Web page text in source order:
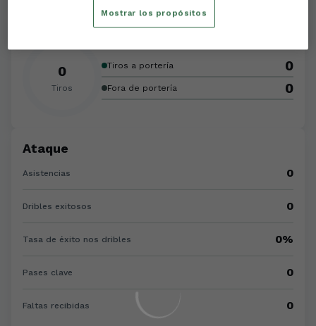
0
Tiros
Tiros a portería 0
Fora de portería 0
Ataque
Asistencias 0
Dribles exitosos 0
Tasa de éxito nos dribles 0%
Pases clave 0
Faltas recibidas 0
Mostrar los propósitos